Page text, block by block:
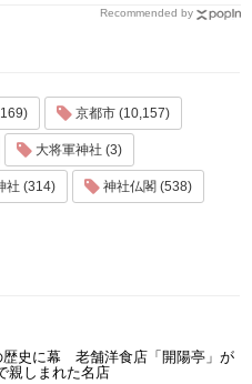
Recommended by
京都市 (10,157)
大将軍神社 (3)
社 (314) 神社仏閣 (538)
歴史に幕 老舗洋食店「開陽亭」が
しまれた名店